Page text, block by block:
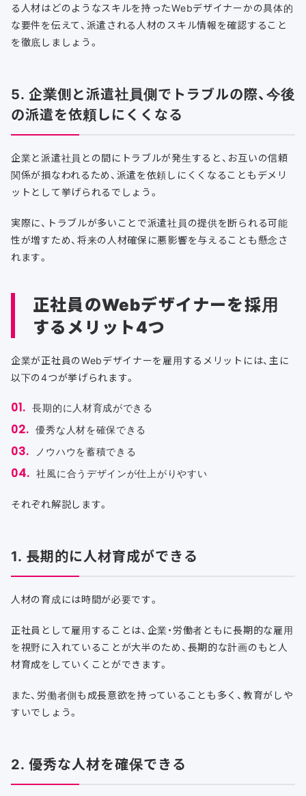
る人材はどのようなスキルを持ったWebデザイナーかの具体的
な要件を伝えて、派遣される人材のスキル情報を確認すること
を徹底しましょう。
5. 企業側と派遣社員側でトラブルの際、今後
の派遣を依頼しにくくなる
企業と派遣社員との間にトラブルが発生すると、お互いの信頼
関係が損なわれるため、派遣を依頼しにくくなることもデメリ
ットとして挙げられるでしょう。
実際に、トラブルが多いことで派遣社員の提供を断られる可能
性が増すため、将来の人材確保に悪影響を与えることも懸念さ
れます。
正社員のWebデザイナーを採用
するメリット4つ
企業が正社員のWebデザイナーを雇用するメリットには、主に
以下の4つが挙げられます。
長期的に人材育成ができる
優秀な人材を確保できる
ノウハウを蓄積できる
社風に合うデザインが仕上がりやすい
それぞれ解説します。
1. 長期的に人材育成ができる
人材の育成には時間が必要です。
正社員として雇用することは、企業・労働者ともに長期的な雇用
を視野に入れていることが大半のため、長期的な計画のもと人
材育成をしていくことができます。
また、労働者側も成長意欲を持っていることも多く、教育がしや
すいでしょう。
2. 優秀な人材を確保できる